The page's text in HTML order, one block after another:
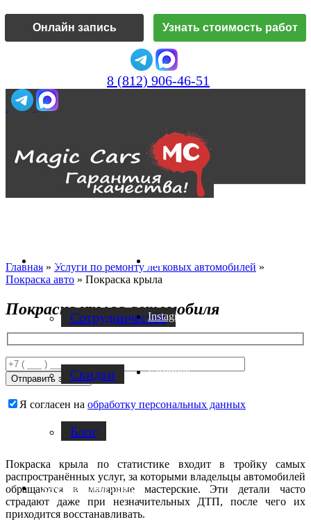
Онлайн запись Узнать стоимость работ
8 (812) 906-46-51
О нас
Cотрудничество
Скидки
Блог
Услуги по ремонту авто
Instagram
Facebook
Главная » Услуги по ремонту легковых автомобилей »
Покраска авто » Покраска крыла
Покраска крыла автомобиля
Я согласен на обработку персональных данных
Покраска крыла по статистике входит в тройку самых
распространённых услуг, за которыми владельцы автомобилей
обращаются в малярные мастерские. Эти детали часто
страдают даже при незначительных ДТП, после чего их
приходится восстанавливать.